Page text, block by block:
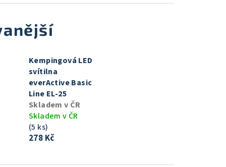
Kempingová LED
svítilna
everActive Basic
Line EL-25
Skladem v ČR
Skladem v ČR
(5 ks)
278 Kč